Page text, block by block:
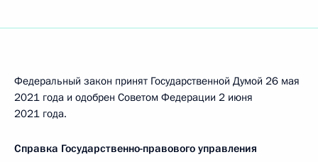
Федеральный закон принят Государственной Думой 26 мая
2021 года и одобрен Советом Федерации 2 июня
2021 года.
Справка Государственно-правового управления